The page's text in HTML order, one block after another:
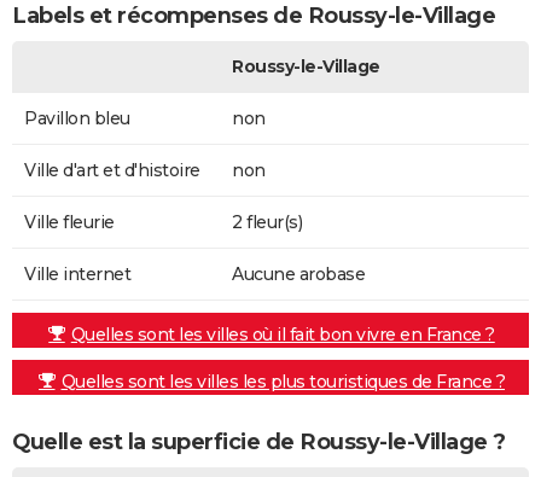
Labels et récompenses de Roussy-le-Village
Roussy-le-Village
Pavillon bleu non
Ville d'art et d'histoire non
Ville fleurie 2 fleur(s)
Ville internet Aucune arobase
Quelles sont les villes où il fait bon vivre en France ?
Quelles sont les villes les plus touristiques de France ?
Quelle est la superficie de Roussy-le-Village ?